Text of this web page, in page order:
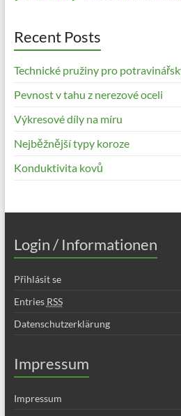
Recent Posts
Technické pružiny pro
Pevnost v tahu z nerezové oceli
Výkresové díly na míru
Nejběžnější typy koroze
Konduktivita kovů
Login / Informationen
Přihlásit se
Entries RSS
Datenschutzerklärung
Impressum
Impressum